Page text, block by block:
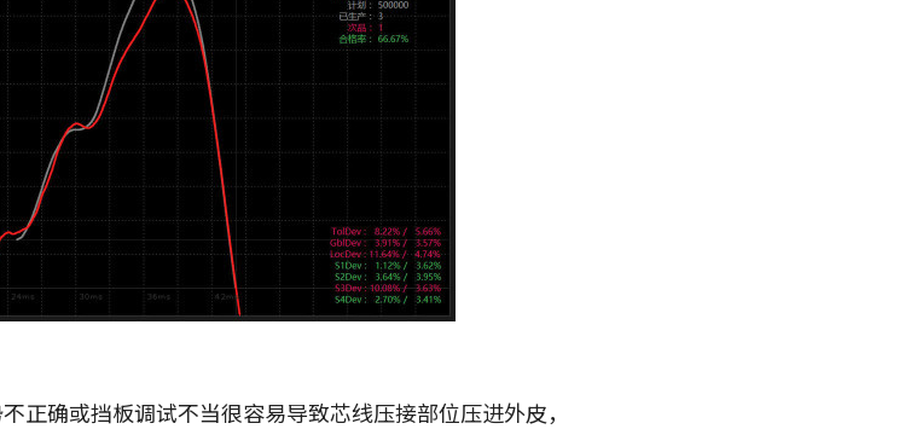
正确或挡板调试不当很容易导致芯线压接部位压进外皮，